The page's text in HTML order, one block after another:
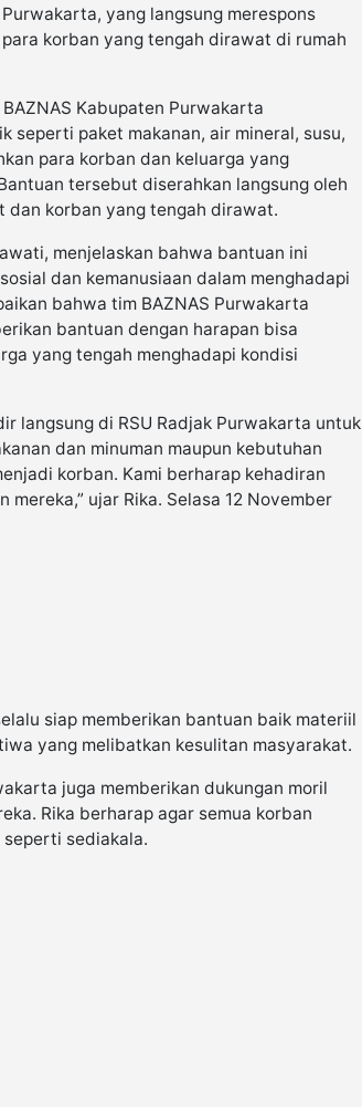
yang langsung merespons
korban yang tengah dirawat di rumah
Kabupaten Purwakarta
seperti paket makanan, air mineral, susu,
para korban dan keluarga yang
tersebut diserahkan langsung oleh
dan korban yang tengah dirawat.
menjelaskan bahwa bantuan ini
dan kemanusiaan dalam menghadapi
bahwa tim BAZNAS Purwakarta
bantuan dengan harapan bisa
yang tengah menghadapi kondisi
langsung di RSU Radjak Purwakarta untuk
dan minuman maupun kebutuhan
korban. Kami berharap kehadiran
ujar Rika. Selasa 12 November
siap memberikan bantuan baik materiil
yang melibatkan kesulitan masyarakat.
juga memberikan dukungan moril
Rika berharap agar semua korban
sediakala.